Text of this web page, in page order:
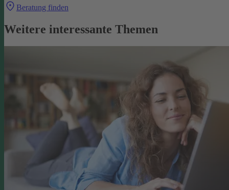
Beratung finden
Weitere interessante Themen